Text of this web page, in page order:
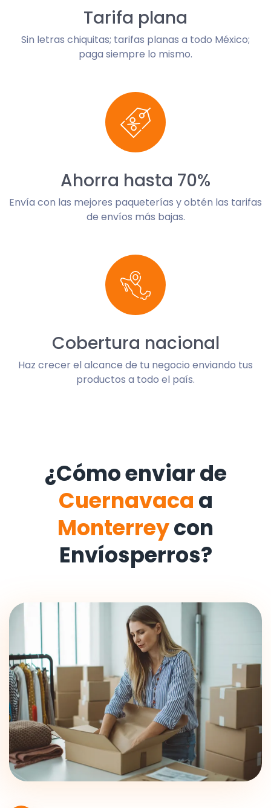
Tarifa plana
Sin letras chiquitas; tarifas planas a todo México;
paga siempre lo mismo.
Ahorra hasta 70%
Envía con las mejores paqueterías y obtén las tarifas
de envíos más bajas.
Cobertura nacional
Haz crecer el alcance de tu negocio enviando tus
productos a todo el país.
¿Cómo enviar de
Cuernavaca a
Monterreycon
Envíosperros?